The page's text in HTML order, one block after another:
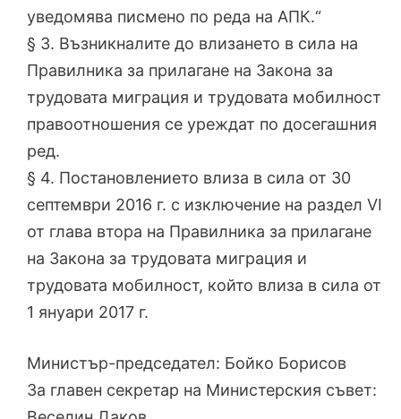
уведомява писмено по реда на АПК.“
§ 3. Възникналите до влизането в сила на
Правилника за прилагане на Закона за
трудовата миграция и трудовата мобилност
правоотношения се уреждат по досегашния
ред.
§ 4. Постановлението влиза в сила от 30
септември 2016 г. с изключение на раздел VІ
от глава втора на Правилника за прилагане
на Закона за трудовата миграция и
трудовата мобилност, който влиза в сила от
1 януари 2017 г.
Министър-председател: Бойко Борисов
За главен секретар на Министерския съвет: